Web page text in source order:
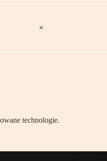
technologie.